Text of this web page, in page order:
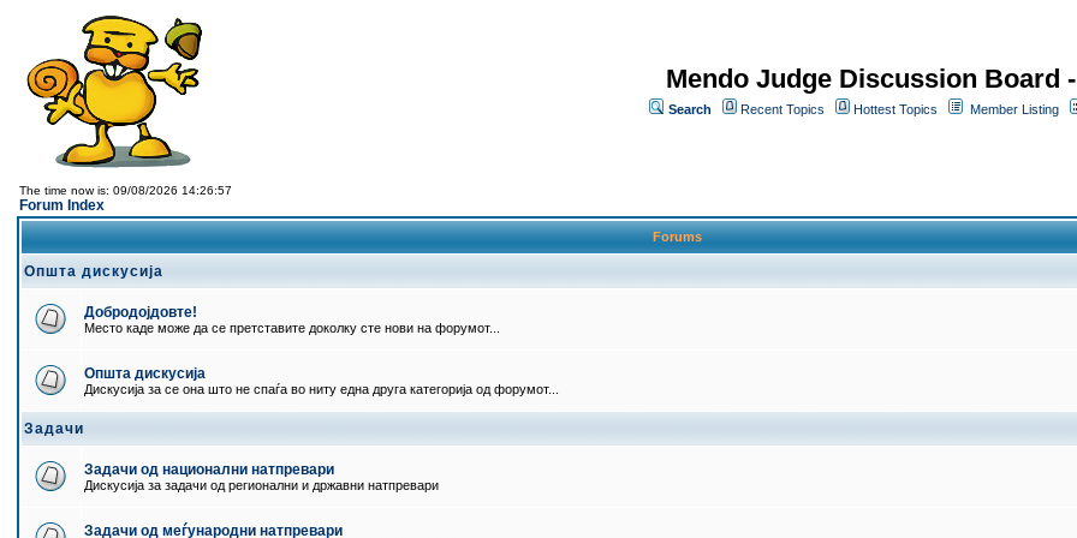
Mendo Judge Discussion Board
Search Recent Topics Hottest Topics Member Listing
The time now is: 09/08/2026 14:26:57
Forum Index
Forums
Општа дискусија
Добродојдовте!
Место каде може да се претставите доколку сте нови на форумот...
Општа дискусија
Дискусија за се она што не спаѓа во ниту една друга категорија од форумот...
Задачи
Задачи од национални натпревари
Дискусија за задачи од регионални и државни натпревари
Задачи од меѓународни натпревари